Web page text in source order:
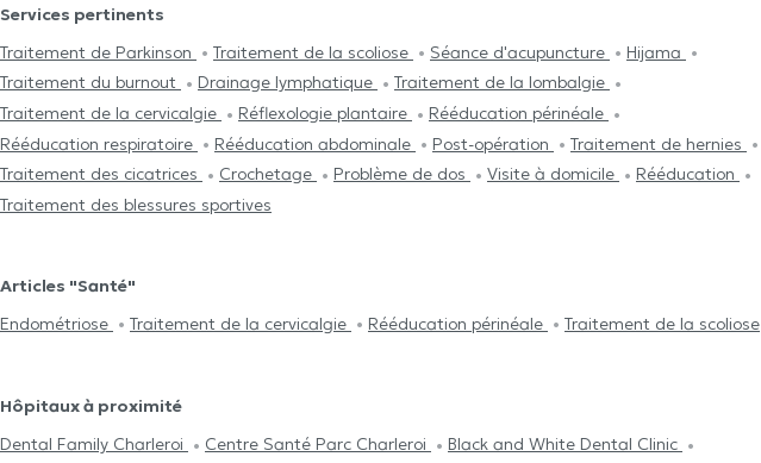
Services pertinents
Traitement de Parkinson
Traitement de la scoliose Séance d'acupuncture
Hijama
Traitement du burnout
Drainage lymphatique
Traitement de la lombalgie
Traitement de la cervicalgie
Réflexologie plantaire
Rééducation périnéale
Rééducation respiratoire
Rééducation abdominale Post-opération
Traitement de hernies
Traitement des cicatrices
Crochetage Problème de dos Visite à domicile
Rééducation
Traitement des blessures sportives
Articles "Santé"
Endométriose
Traitement de la cervicalgie Rééducation périnéale Traitement de la scoliose
Hôpitaux à proximité
Dental Family Charleroi
Centre Santé Parc Charleroi
Black and White Dental Clinic